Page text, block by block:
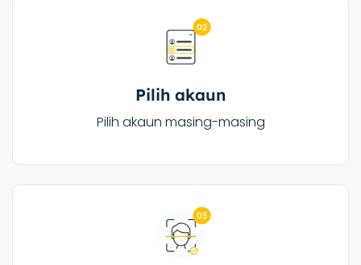
Pilih akaun
Pilih akaun masing-masing